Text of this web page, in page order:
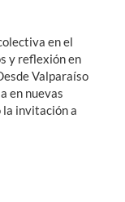
en el
y reflexión en
Valparaíso
en nuevas
la invitación a